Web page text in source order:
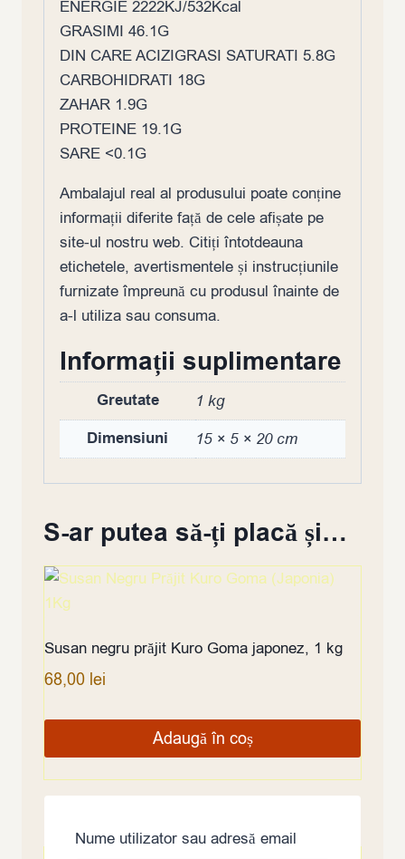
ENERGIE 2222KJ/532Kcal
GRASIMI 46.1G
DIN CARE ACIZIGRASI SATURATI 5.8G
CARBOHIDRATI 18G
ZAHAR 1.9G
PROTEINE 19.1G
SARE <0.1G
Ambalajul real al produsului poate conține
informații diferite față de cele afișate pe
site-ul nostru web. Citiți întotdeauna
etichetele, avertismentele și instrucțiunile
furnizate împreună cu produsul înainte de
a-l utiliza sau consuma.
Informații suplimentare
Greutate 1 kg
Dimensiuni 15 × 5 × 20 cm
S-ar putea să-ți placă și…
Susan negru prăjit Kuro Goma japonez, 1 kg
68,00 lei
Adaugă în coș
Nume utilizator sau adresă email